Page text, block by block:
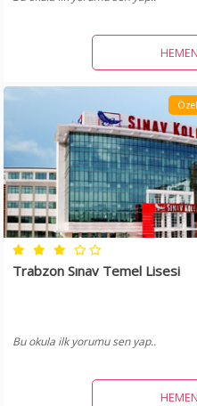
Trabzon Sınav Temel Lisesi
Bu okula ilk yorumu sen yap..